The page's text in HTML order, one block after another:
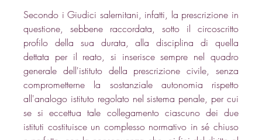
Secondo i Giudici salernitani, infatti, la prescrizione in
questione, sebbene raccordata, sotto il circoscritto
profilo della sua durata, alla disciplina di quella
dettata per il reato, si inserisce sempre nel quadro
generale dell'istituto della prescrizione civile, senza
comprometterne la sostanziale autonomia rispetto
all'analogo istituto regolato nel sistema penale, per cui
se si eccettua tale collegamento ciascuno dei due
istituti costituisce un complesso normativo in sé chiuso